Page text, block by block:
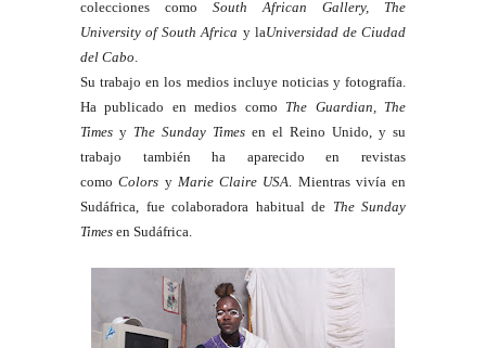
colecciones como
South African Gallery, The
University of South Africa y laUniversidad de Ciudad
del Cabo
Su trabajo en los medios incluye noticias y fotografía.
Ha publicado en medios como The Guardian, The
Times y The Sunday Times en el Reino Unido, y su
trabajo también ha aparecido en revistas
como Colors y Marie Claire USA . Mientras vivía en
Sudáfrica, fue colaboradora habitual de The Sunday
Times en Sudáfrica.